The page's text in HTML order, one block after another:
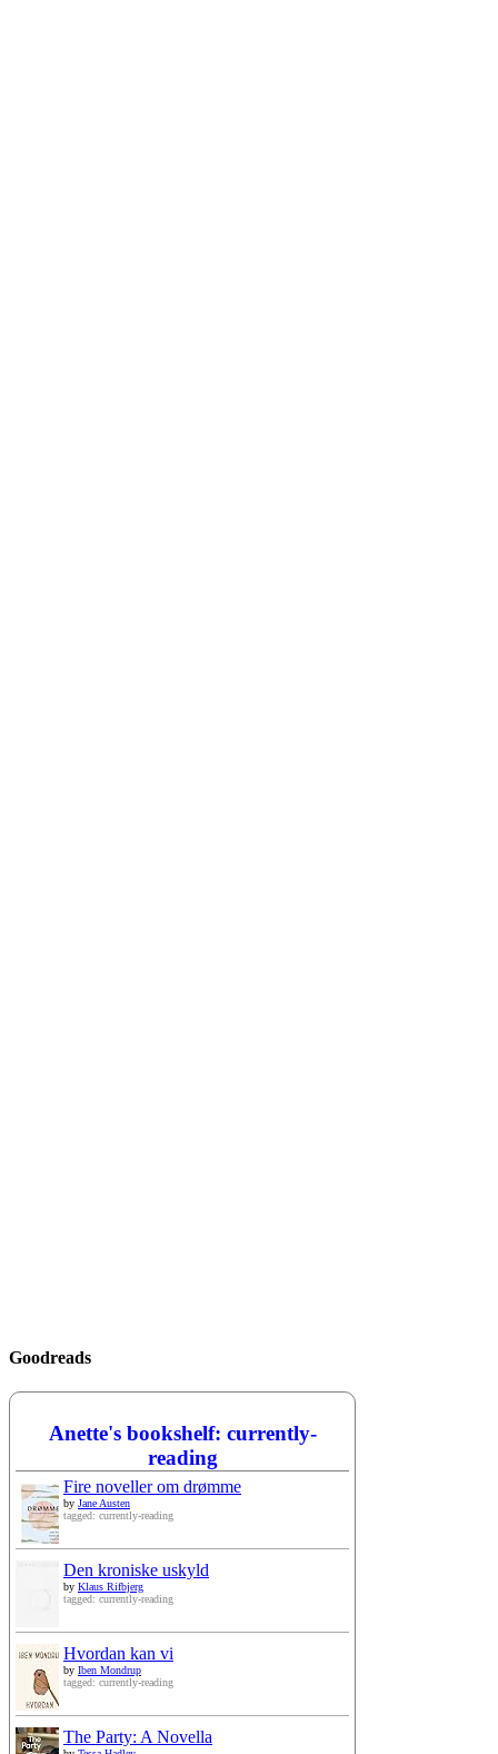
Goodreads
Anette's bookshelf: currently-
reading
Fire noveller om drømme
by Jane Austen
tagged: currently-reading
Den kroniske uskyld
by Klaus Rifbjerg
tagged: currently-reading
Hvordan kan vi
by Iben Mondrup
tagged: currently-reading
The Party: A Novella